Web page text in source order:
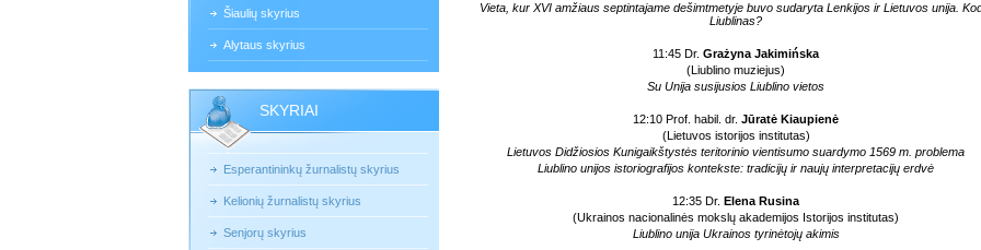
Šiaulių skyrius
Alytaus skyrius
SKYRIAI
Esperantininkų žurnalistų skyrius
Kelionių žurnalistų skyrius
Senjorų skyrius
Vieta, kur XVI amžiaus septintajame dešimtmetyje buvo sudaryta Lenkijos ir Lietuvos unija.
Liublinas?
11:45 Dr. Grażyna Jakimińska
(Liublino muziejus)
Su Unija susijusios Liublino vietos
12:10 Prof. habil. dr. Jūratė Kiaupienė
(Lietuvos istorijos institutas)
Lietuvos Didžiosios Kunigaikštystės teritorinio vientisumo suardymo 1569 m. problema
Liublino unijos istoriografijos kontekste: tradicijų ir naujų interpretacijų erdvė
12:35 Dr. Elena Rusina
(Ukrainos nacionalinės mokslų akademijos Istorijos institutas)
Liublino unija Ukrainos tyrinėtojų akimis